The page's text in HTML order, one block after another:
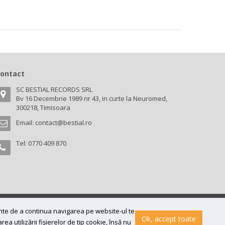
de a continua navigarea pe website-ul te
utilizării fişierelor de tip cookie, însă nu Ok, accept toate
SC BESTIAL RECORDS SRL
Bv 16 Decembrie 1989 nr 43, in curte la Neuromed,
300218, Timisoara
Email: contact@bestial.ro
Tel: 0770 409 870